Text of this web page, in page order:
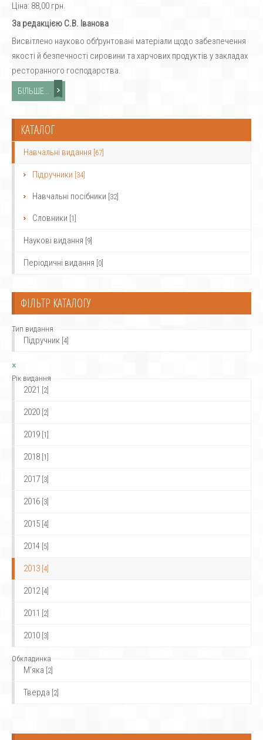
Ціна: 88,00 грн.
За редакцією С.В. Іванова
Висвітлено науково обґрунтовані матеріали щодо забезпечення
якості й безпечності сировини та харчових продуктів у закладах
ресторанного господарства.
БІЛЬШЕ...
КАТАЛОГ
Навчальні видання [67]
Підручники [34]
Навчальні посібники [32]
Словники [1]
Наукові видання [9]
Періодичні видання [0]
ФІЛЬТР КАТАЛОГУ
Тип видання
Підручник [4]
×
Рік видання
2021 [2]
2020 [2]
2019 [1]
2018 [1]
2017 [3]
2016 [3]
2015 [4]
2014 [5]
2013 [4]
2012 [4]
2011 [2]
2010 [3]
Обкладинка
М’яка [2]
Тверда [2]